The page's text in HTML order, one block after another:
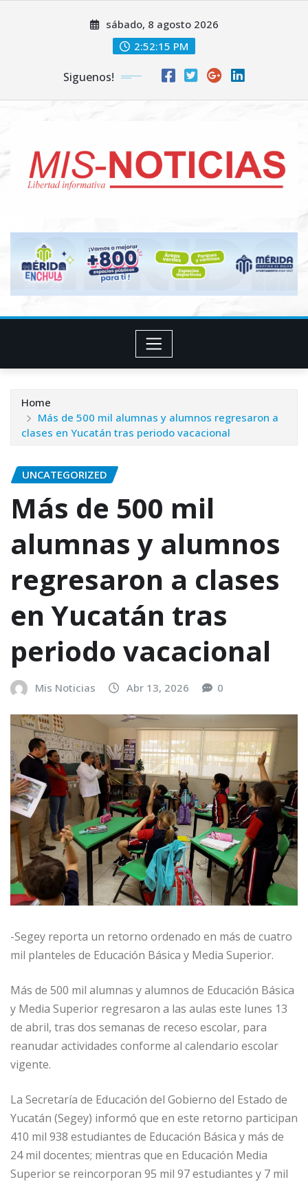
sábado, 8 agosto 2026
2:52:16 PM
Siguenos!
Home
Más de 500 mil alumnas y alumnos regresaron a
clases en Yucatán tras periodo vacacional
UNCATEGORIZED
Más de 500 mil
alumnas y alumnos
regresaron a clases
en Yucatán tras
periodo vacacional
Mis Noticias Abr 13, 2026 0
-Segey reporta un retorno ordenado en más de cuatro
mil planteles de Educación Básica y Media Superior.
Más de 500 mil alumnas y alumnos de Educación Básica
y Media Superior regresaron a las aulas este lunes 13
de abril, tras dos semanas de receso escolar, para
reanudar actividades conforme al calendario escolar
vigente.
La Secretaría de Educación del Gobierno del Estado de
Yucatán (Segey) informó que en este retorno participan
410 mil 938 estudiantes de Educación Básica y más de
24 mil docentes; mientras que en Educación Media
Superior se reincorporan 95 mil 97 estudiantes y 7 mil